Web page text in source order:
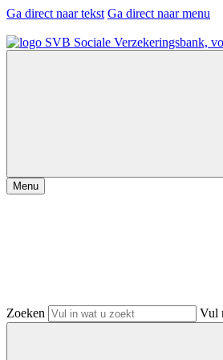
Ga direct naar tekst Ga direct naar menu
Menu
Zoeken Vul